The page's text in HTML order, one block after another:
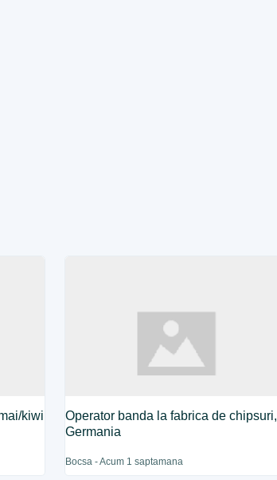
kiwi
Operator banda la fabrica de chipsuri,
Germania
Bocsa - Acum 1 saptamana